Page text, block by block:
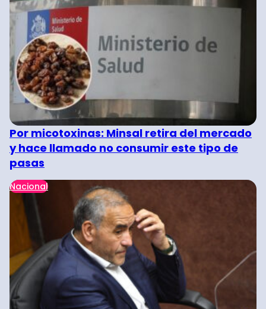
Por micotoxinas: Minsal retira del mercado
y hace llamado no consumir este tipo de
pasas
Nacional